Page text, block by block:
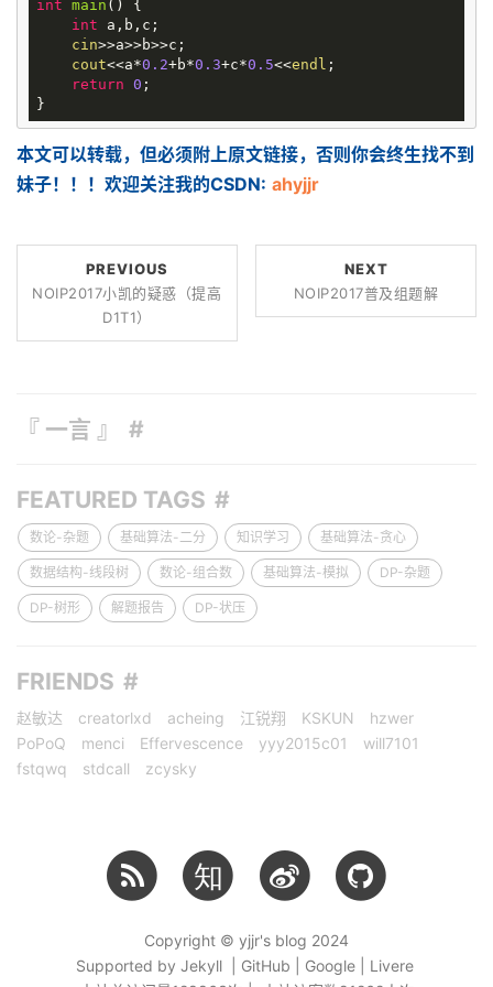
int main ()
{
int a,b,c;
cin>>a>>b>>c;
cout<<a*0.2+b*0.3+c*0.5<<endl ;
return 0 ;
本文可以转载，但必须附上原文链接，否则你会终生找不到
妹子！！！欢迎关注我的CSDN: ahyjjr
PREVIOUS
NOIP2017小凯的疑惑（提高
D1T1）
NEXT
NOIP2017普及组题解
『 一言 』
FEATURED TAGS
数论-杂题 基础算法-二分 知识学习 基础算法-贪心
数据结构-线段树 数论-组合数 基础算法-模拟 DP-杂题
DP-树形 解题报告 DP-状压
FRIENDS
赵敏达 creatorlxd acheing 江锐翔 KSKUN
hzwer
PoPoQ
menci Effervescence yyy2015c01
will7101
fstqwq
stdcall zcysky
知
Copyright © yjjr's blog 2024
Supported by Jekyll | GitHub | Google | Livere